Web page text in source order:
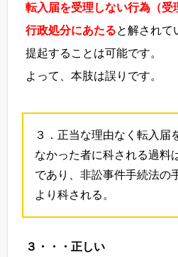
転入届を受理しない行為（受
行政処分にあたると解されて
提起することは可能です。
よって、本肢は誤りです。
３．正当な理由なく転入届
なかった者に科される過料
であり、非訟事件手続法の
より科される。
３・・・正しい